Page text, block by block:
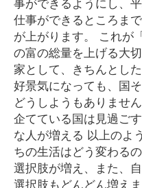
仕事ができるところま
が上がります。 これが
の富の総量を上げる大
家として、きちんとし
好景気になっても、国
どうしようもありませ
企てている国は見過ご
な人が増える 以上のよ
ちの生活はどう変わる
選択肢が増え、また、
選択肢もどんどん増え